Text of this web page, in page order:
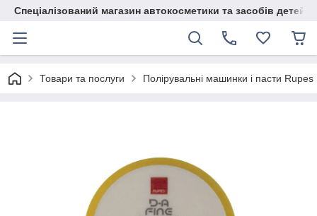
Спеціалізований магазин автокосметики та засобів
Товари та послуги Полірувальні машинки і пасти Rupes